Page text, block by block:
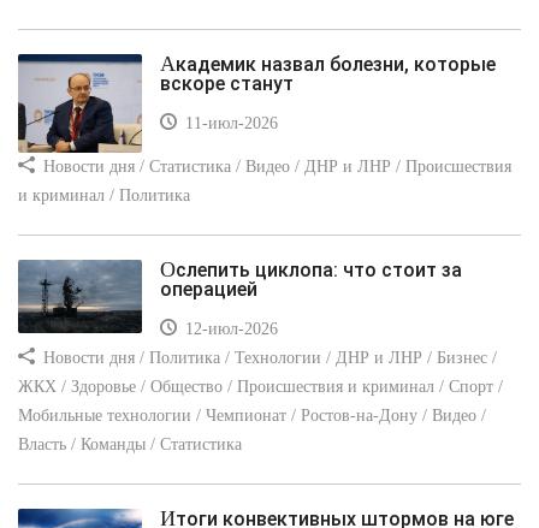
Академик назвал болезни, которые
вскоре станут
11-июл-2026
Новости дня / Статистика / Видео / ДНР и ЛНР / Происшествия
и криминал / Политика
Ослепить циклопа: что стоит за
операцией
12-июл-2026
Новости дня / Политика / Технологии / ДНР и ЛНР / Бизнес /
ЖКХ / Здоровье / Общество / Происшествия и криминал / Спорт /
Мобильные технологии / Чемпионат / Ростов-на-Дону / Видео /
Власть / Команды / Статистика
Итоги конвективных штормов на юге